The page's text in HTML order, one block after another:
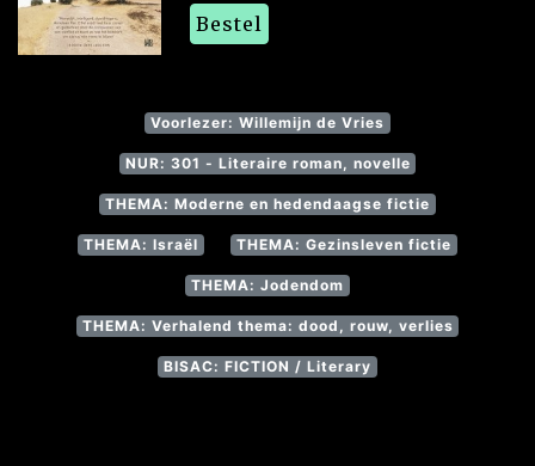
Bestel
Voorlezer: Willemijn de Vries
NUR: 301 - Literaire roman, novelle
THEMA: Moderne en hedendaagse fictie
THEMA: Israël THEMA: Gezinsleven fictie
THEMA: Jodendom
THEMA: Verhalend thema: dood, rouw, verlies
BISAC: FICTION / Literary